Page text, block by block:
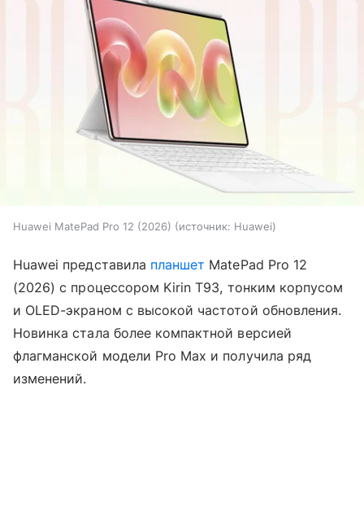
Huawei MatePad Pro 12 (2026) источник: Huawei
Huawei представила планшет MatePad Pro 12
(2026) с процессором Kirin T93, тонким корпусом
и OLED-экраном с высокой частотой обновления.
Новинка стала более компактной версией
флагманской модели Pro Max и получила ряд
изменений.